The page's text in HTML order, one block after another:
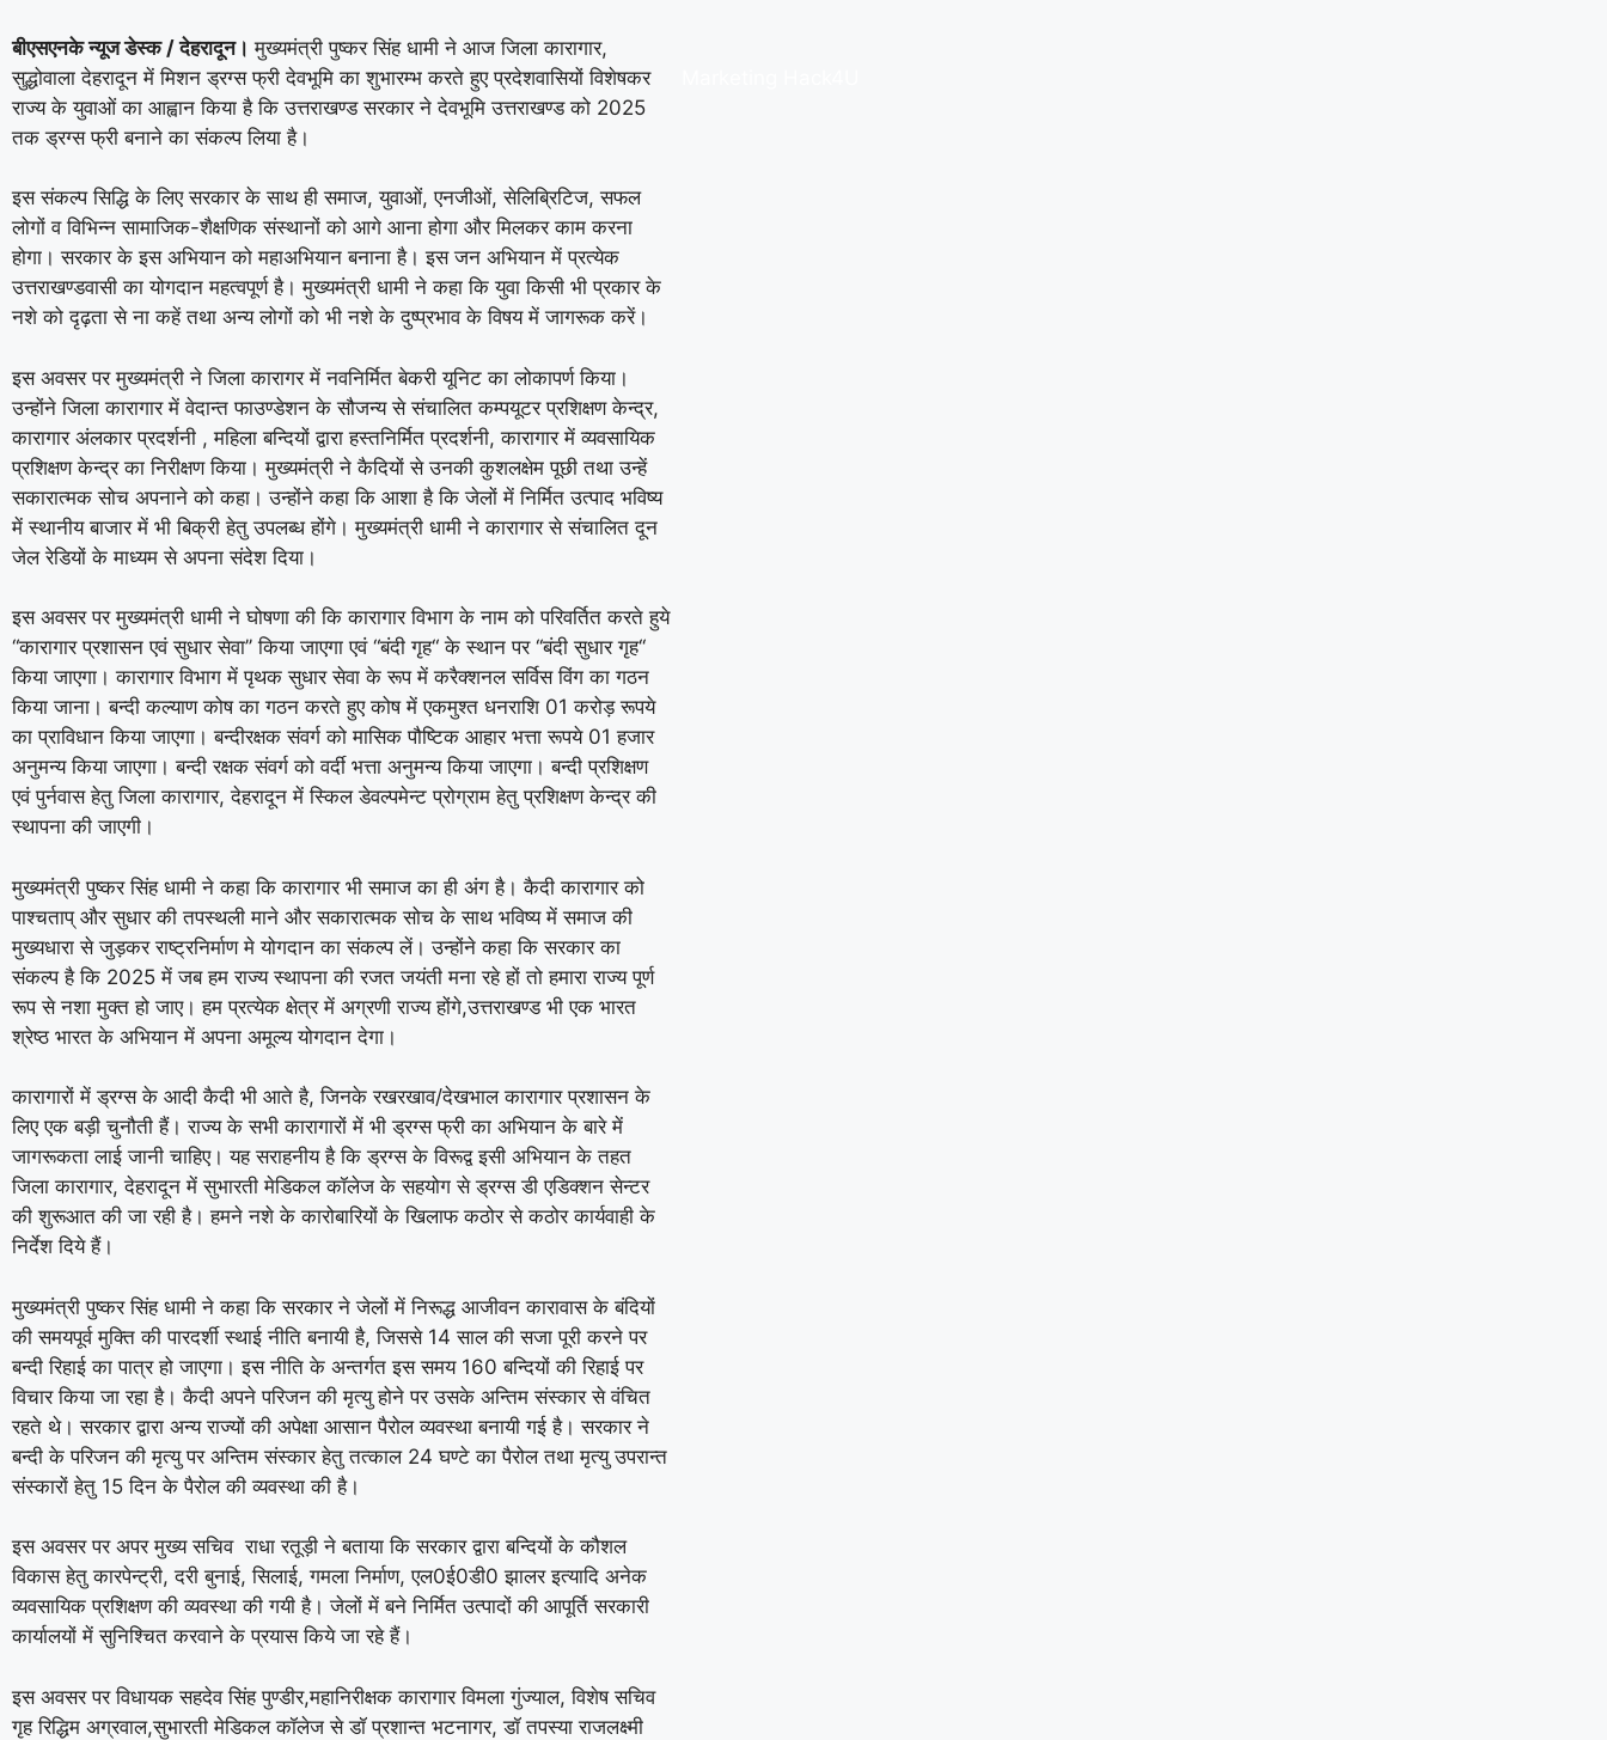
बीएसएनके न्यूज डेस्क / देहरादून। मुख्यमंत्री पुष्कर सिंह धामी ने आज जिला कारागार,
सुद्धोवाला देहरादून में मिशन ड्रग्स फ्री देवभूमि का शुभारम्भ करते हुए प्रदेशवासियों विशेषकर
राज्य के युवाओं का आह्वान किया है कि उत्तराखण्ड सरकार ने देवभूमि उत्तराखण्ड को 2025
तक ड्रग्स फ्री बनाने का संकल्प लिया है।
इस संकल्प सिद्धि के लिए सरकार के साथ ही समाज, युवाओं, एनजीओं, सेलिब्रिटिज, सफल
लोगों व विभिन्न सामाजिक-शैक्षणिक संस्थानों को आगे आना होगा और मिलकर काम करना
होगा। सरकार के इस अभियान को महाअभियान बनाना है। इस जन अभियान में प्रत्येक
उत्तराखण्डवासी का योगदान महत्वपूर्ण है। मुख्यमंत्री धामी ने कहा कि युवा किसी भी प्रकार के
नशे को दृढ़ता से ना कहें तथा अन्य लोगों को भी नशे के दुष्प्रभाव के विषय में जागरूक करें।
इस अवसर पर मुख्यमंत्री ने जिला कारागर में नवनिर्मित बेकरी यूनिट का लोकापर्ण किया।
उन्होंने जिला कारागार में वेदान्त फाउण्डेशन के सौजन्य से संचालित कम्पयूटर प्रशिक्षण केन्द्र,
कारागार अंलकार प्रदर्शनी , महिला बन्दियों द्वारा हस्तनिर्मित प्रदर्शनी, कारागार में व्यवसायिक
प्रशिक्षण केन्द्र का निरीक्षण किया। मुख्यमंत्री ने कैदियों से उनकी कुशलक्षेम पूछी तथा उन्हें
सकारात्मक सोच अपनाने को कहा। उन्होंने कहा कि आशा है कि जेलों में निर्मित उत्पाद भविष्य
में स्थानीय बाजार में भी बिक्री हेतु उपलब्ध होंगे। मुख्यमंत्री धामी ने कारागार से संचालित दून
जेल रेडियों के माध्यम से अपना संदेश दिया।
इस अवसर पर मुख्यमंत्री धामी ने घोषणा की कि कारागार विभाग के नाम को परिवर्तित करते हुये
“कारागार प्रशासन एवं सुधार सेवा’’ किया जाएगा एवं “बंदी गृह“ के स्थान पर ‘‘बंदी सुधार गृह‘‘
किया जाएगा। कारागार विभाग में पृथक सुधार सेवा के रूप में करैक्शनल सर्विस विंग का गठन
किया जाना। बन्दी कल्याण कोष का गठन करते हुए कोष में एकमुश्त धनराशि 01 करोड़ रूपये
का प्राविधान किया जाएगा। बन्दीरक्षक संवर्ग को मासिक पौष्टिक आहार भत्ता रूपये 01 हजार
अनुमन्य किया जाएगा। बन्दी रक्षक संवर्ग को वर्दी भत्ता अनुमन्य किया जाएगा। बन्दी प्रशिक्षण
एवं पुर्नवास हेतु जिला कारागार, देहरादून में स्किल डेवल्पमेन्ट प्रोग्राम हेतु प्रशिक्षण केन्द्र की
स्थापना की जाएगी।
मुख्यमंत्री पुष्कर सिंह धामी ने कहा कि कारागार भी समाज का ही अंग है। कैदी कारागार को
पाश्चताप् और सुधार की तपस्थली माने और सकारात्मक सोच के साथ भविष्य में समाज की
मुख्यधारा से जुड़कर राष्ट्रनिर्माण मे योगदान का संकल्प लें। उन्होंने कहा कि सरकार का
संकल्प है कि 2025 में जब हम राज्य स्थापना की रजत जयंती मना रहे हों तो हमारा राज्य पूर्ण
रूप से नशा मुक्त हो जाए।हम प्रत्येक क्षेत्र में अग्रणी राज्य होंगे,उत्तराखण्ड भी एक भारत
श्रेष्ठ भारत के अभियान में अपना अमूल्य योगदान देगा।
कारागारों में ड्रग्स के आदी कैदी भी आते है, जिनके रखरखाव/देखभाल कारागार प्रशासन के
लिए एक बड़ी चुनौती हैं। राज्य के सभी कारागारों में भी ड्रग्स फ्री का अभियान के बारे में
जागरूकता लाई जानी चाहिए। यह सराहनीय है कि ड्रग्स के विरूद्व इसी अभियान के तहत
जिला कारागार, देहरादून में सुभारती मेडिकल कॉलेज के सहयोग से ड्रग्स डी एडिक्शन सेन्टर
की शुरूआत की जा रही है। हमने नशे के कारोबारियों के खिलाफ कठोर से कठोर कार्यवाही के
निर्देश दिये हैं।
मुख्यमंत्री पुष्कर सिंह धामी ने कहा कि सरकार ने जेलों में निरूद्ध आजीवन कारावास के बंदियों
की समयपूर्व मुक्ति की पारदर्शी स्थाई नीति बनायी है, जिससे 14 साल की सजा पूरी करने पर
बन्दी रिहाई का पात्र हो जाएगा। इस नीति के अन्तर्गत इस समय 160 बन्दियों की रिहाई पर
विचार किया जा रहा है। कैदी अपने परिजन की मृत्यु होने पर उसके अन्तिम संस्कार से वंचित
रहते थे। सरकार द्वारा अन्य राज्यों की अपेक्षा आसान पैरोल व्यवस्था बनायी गई है। सरकार ने
बन्दी के परिजन की मृत्यु पर अन्तिम संस्कार हेतु तत्काल 24 घण्टे का पैरोल तथा मृत्यु उपरान्त
संस्कारों हेतु 15 दिन के पैरोल की व्यवस्था की है।
इस अवसर पर अपर मुख्य सचिव राधा रतूड़ी ने बताया कि सरकार द्वारा बन्दियों के कौशल
विकास हेतु कारपेन्ट्री, दरी बुनाई, सिलाई, गमला निर्माण, एल0ई0डी0 झालर इत्यादि अनेक
व्यवसायिक प्रशिक्षण की व्यवस्था की गयी है। जेलों में बने निर्मित उत्पादों की आपूर्ति सरकारी
कार्यालयों में सुनिश्चित करवाने के प्रयास किये जा रहे हैं।
इस अवसर पर विधायक सहदेव सिंह पुण्डीर,महानिरीक्षक कारागार विमला गुंज्याल, विशेष सचिव
गृह रिद्धिम अग्रवाल,सुभारती मेडिकल कॉलेज से डॉ प्रशान्त भटनागर, डॉ तपस्या राजलक्ष्मी